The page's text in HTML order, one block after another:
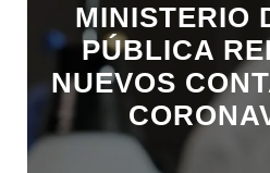
MINISTERIO
PÚBLICA
NUEVOS